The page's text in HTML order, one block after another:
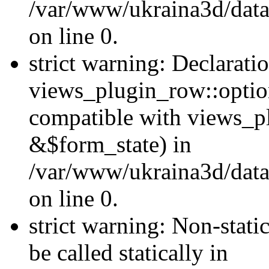
/var/www/ukraina3d/
on line 0.
strict warning:
compatible with
&$form_state) in
/var/www/ukraina3d/
on line 0.
strict warning: Non-
be called statically in